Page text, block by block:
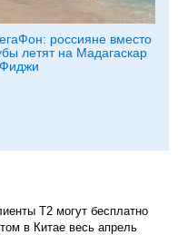
россияне вместо
летят на Мадагаскар
Т2 могут бесплатно
в Китае весь апрель